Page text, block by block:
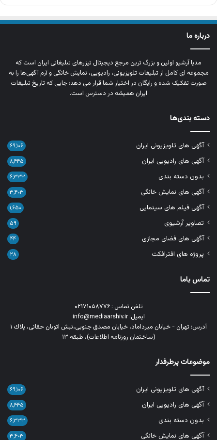
درباره ما
مدیا آرشیو اولین و بزرگ‌ ترین مرجع دیجیتال تیزرهای تبلیغاتی ایران است که
مجموعه‌ ای کامل از تبلیغات تلویزیونی، رادیویی، نمایش خانگی و آرم‌ آگهی‌ها را به‌
صورت تفکیک‌ شده و رایگان در اختیار شما قرار می‌ دهد؛ جایی که تاریخ تبلیغات
ایران همیشه در دسترس است.
دسته بندی‌ها
آگهی های تلویزیونی ایران ۶۹,۱۰۶
آگهی های رادیویی ایران ۸,۴۴۵
بدون دسته بندی ۶,۳۳۳
آگهی های نمایش خانگی ۳,۴۰۳
آگهی فیلم های سینمایی ۱,۶۵۰
تصاویر آرشیوی ۵۹
آگهی های فضای مجازی ۴۴
پروژه های افترافکت ۲۸
تماس باما
تلفن تماس : ۰۲۱۷۱۰۵۸۷۷۶
ایمیل: info@mediaarshiv.ir
آدرس: تهران - خیابان میرداماد، خیابان مصدق جنوبی،نبش اتوبان حقانی، پلاك ١
(ساختمان روزنامه اطلاعات)، طبقه ۱۳
موضوعات پرطرفدار
آگهی های تلویزیونی ایران ۶۹,۱۰۶
آگهی های رادیویی ایران ۸,۴۴۵
بدون دسته بندی ۶,۳۳۳
آگهی های نمایش خانگی ۳,۴۰۳